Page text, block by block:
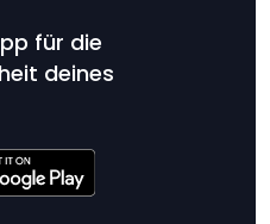
für die
deines